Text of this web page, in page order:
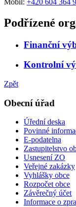
Podřízené
Finanční
Kontrolní
Zpět
Obecní úřad
Úřední deska
Povinné
E-podatelna
Zastupitelstvo
Usnesení ZO
Veřejné zakázky
Vyhlášky obce
Rozpočet obce
Závěrečný účet
Informace o